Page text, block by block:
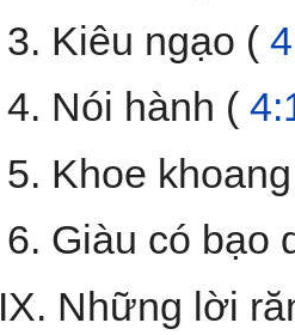
Kiêu ngạo (
Nói hành (
Khoe
Giàu có bạo
IX. Những lời